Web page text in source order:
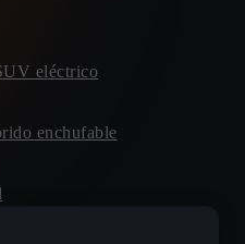
eléctrico
enchufable